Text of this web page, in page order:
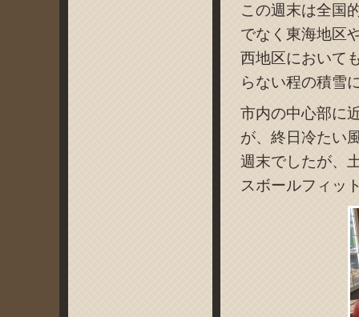
この週末は全国
でなく東海地区
西地区において
らない程の積雪
市内の中心部に
が、終日冷たい
週末でしたが、
スボールフィッ